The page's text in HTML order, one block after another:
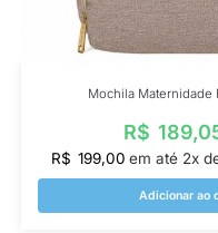
Mochila Maternidade
R$
R$ 199,00 em até 2x
Adicionar ao